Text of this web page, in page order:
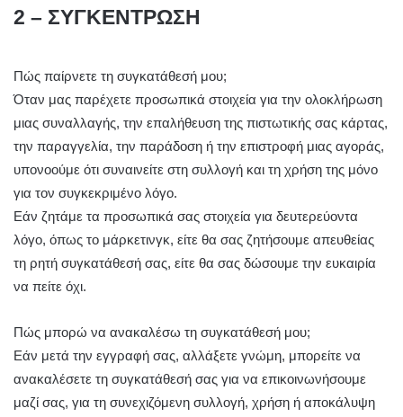
2 – ΣΥΓΚΕΝΤΡΩΣΗ
Πώς παίρνετε τη συγκατάθεσή μου;
Όταν μας παρέχετε προσωπικά στοιχεία για την ολοκλήρωση
μιας συναλλαγής, την επαλήθευση της πιστωτικής σας κάρτας,
την παραγγελία, την παράδοση ή την επιστροφή μιας αγοράς,
υπονοούμε ότι συναινείτε στη συλλογή και τη χρήση της μόνο
για τον συγκεκριμένο λόγο.
Εάν ζητάμε τα προσωπικά σας στοιχεία για δευτερεύοντα
λόγο, όπως το μάρκετινγκ, είτε θα σας ζητήσουμε απευθείας
τη ρητή συγκατάθεσή σας, είτε θα σας δώσουμε την ευκαιρία
να πείτε όχι.
Πώς μπορώ να ανακαλέσω τη συγκατάθεσή μου;
Εάν μετά την εγγραφή σας, αλλάξετε γνώμη, μπορείτε να
ανακαλέσετε τη συγκατάθεσή σας για να επικοινωνήσουμε
μαζί σας, για τη συνεχιζόμενη συλλογή, χρήση ή αποκάλυψη